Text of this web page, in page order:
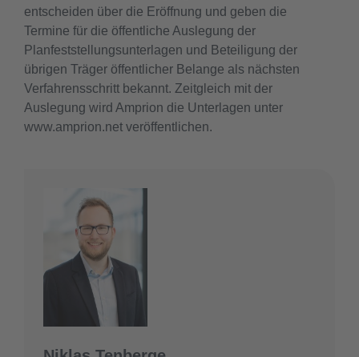
entscheiden über die Eröffnung und geben die
Termine für die öffentliche Auslegung der
Planfeststellungsunterlagen und Beteiligung der
übrigen Träger öffentlicher Belange als nächsten
Verfahrensschritt bekannt. Zeitgleich mit der
Auslegung wird Amprion die Unterlagen unter
www.amprion.net veröffentlichen.